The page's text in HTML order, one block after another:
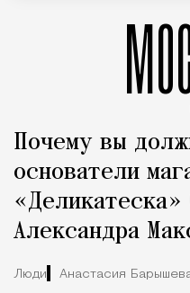
Почему вы
основатели
«Деликатеска»
Александра
Люди Анастасия